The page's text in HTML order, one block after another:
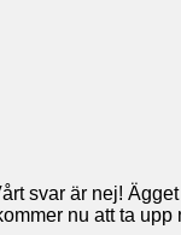
svar är nej!
nu att ta